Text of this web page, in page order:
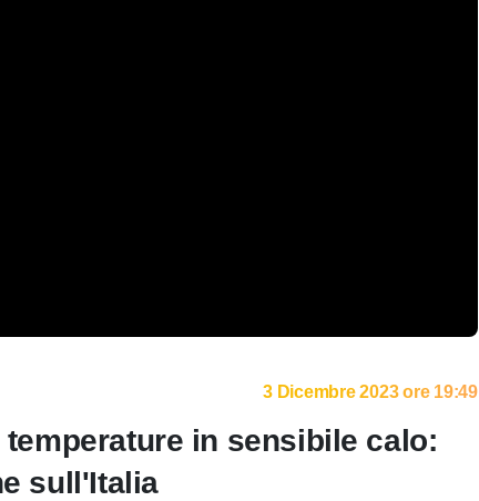
3 Dicembre 2023 ore 19:49
in sensibile calo:
sull'Italia